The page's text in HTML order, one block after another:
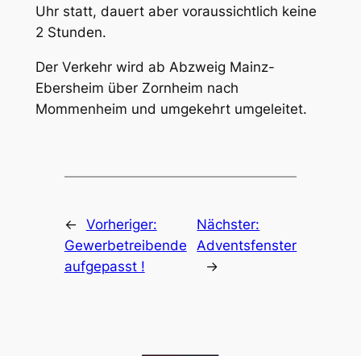
Uhr statt, dauert aber voraussichtlich keine
2 Stunden.
Der Verkehr wird ab Abzweig Mainz-
Ebersheim über Zornheim nach
Mommenheim und umgekehrt umgeleitet.
← Vorheriger:
Gewerbetreibende
aufgepasst !
Nächster:
Adventsfenster
→